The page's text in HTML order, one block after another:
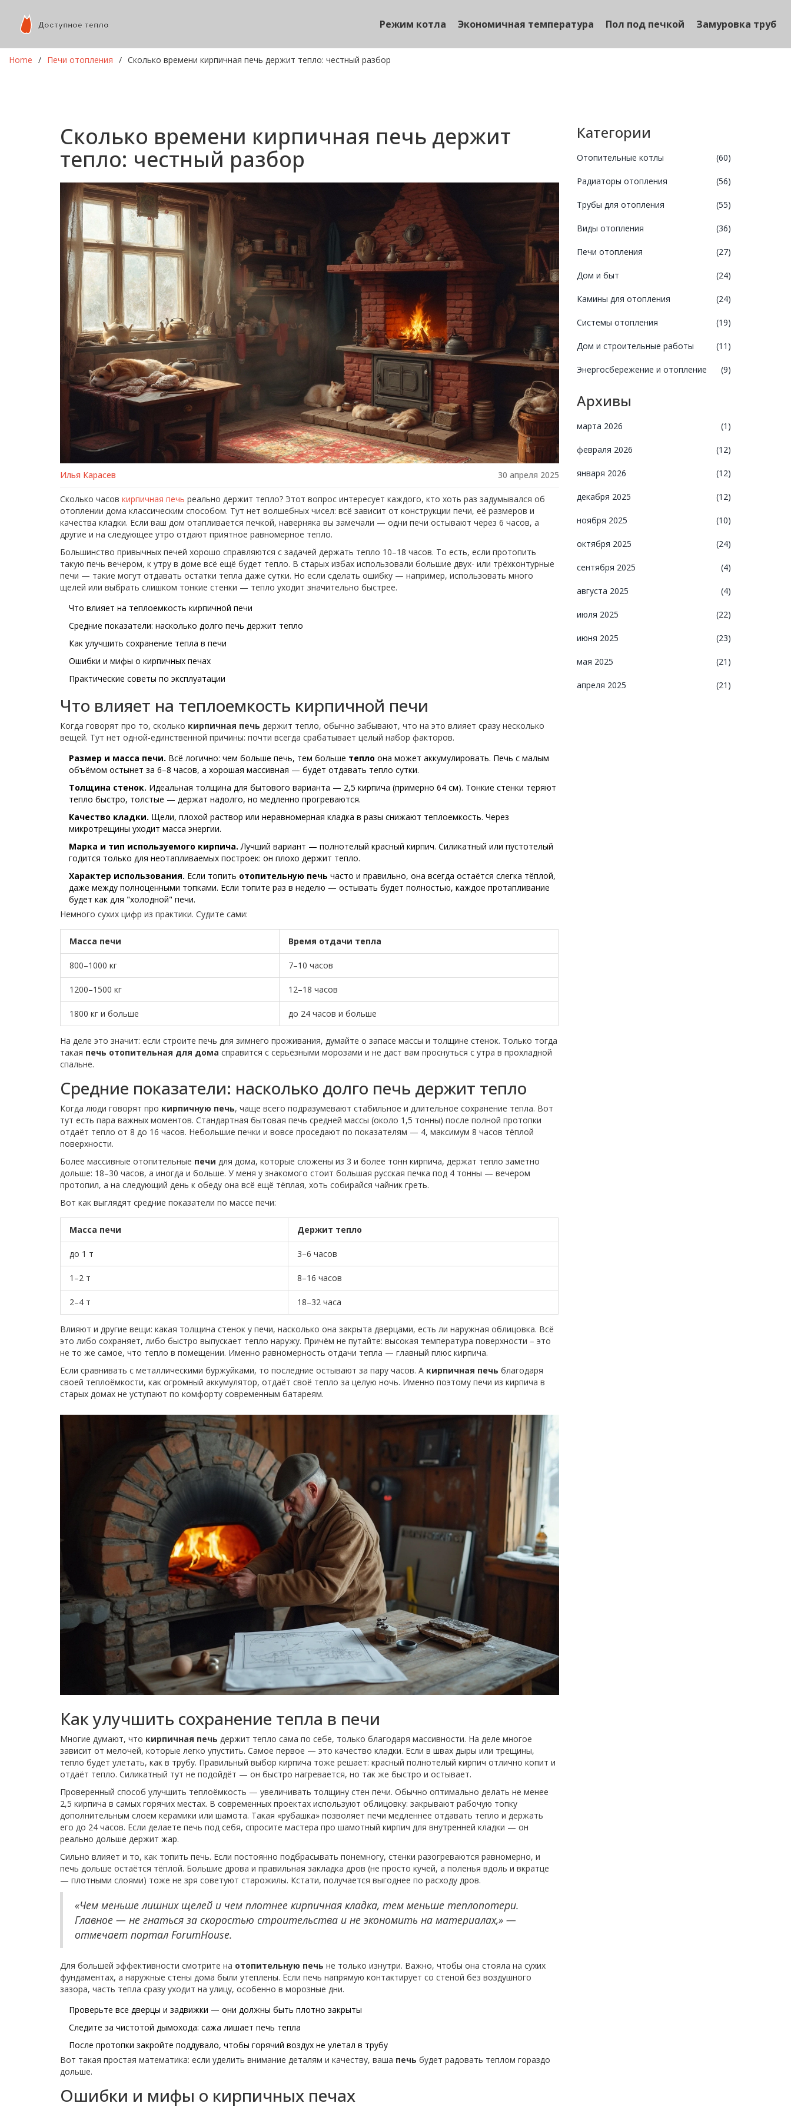
Режим котла Экономичная температура Пол под печкой Замуровка труб
Home Печи отопления Сколько времени кирпичная печь держит тепло: честный разбор
Сколько времени кирпичная печь держит
тепло: честный разбор
Илья Карасев 30 апреля 2025
Сколько часов кирпичная печь реально держит тепло? Этот вопрос интересует каждого, кто хоть раз задумывался об
отоплении дома классическим способом. Тут нет волшебных чисел: всё зависит от конструкции печи, её размеров и
качества кладки. Если ваш дом отапливается печкой, наверняка вы замечали — одни печи остывают через 6 часов, а
другие и на следующее утро отдают приятное равномерное тепло.
Большинство привычных печей хорошо справляются с задачей держать тепло 10–18 часов. То есть, если протопить
такую печь вечером, к утру в доме всё ещё будет тепло. В старых избах использовали большие двух- или трёхконтурные
печи — такие могут отдавать остатки тепла даже сутки. Но если сделать ошибку — например, использовать много
щелей или выбрать слишком тонкие стенки — тепло уходит значительно быстрее.
Что влияет на теплоемкость кирпичной печи
Средние показатели: насколько долго печь держит тепло
Как улучшить сохранение тепла в печи
Ошибки и мифы о кирпичных печах
Практические советы по эксплуатации
Что влияет на теплоемкость кирпичной печи
Когда говорят про то, сколько кирпичная печь держит тепло, обычно забывают, что на это влияет сразу несколько
вещей. Тут нет одной-единственной причины: почти всегда срабатывает целый набор факторов.
Размер и масса печи. Всё логично: чем больше печь, тем больше тепло она может аккумулировать. Печь с малым
объёмом остынет за 6–8 часов, а хорошая массивная — будет отдавать тепло сутки.
Толщина стенок. Идеальная толщина для бытового варианта — 2,5 кирпича (примерно 64 см). Тонкие стенки теряют
тепло быстро, толстые — держат надолго, но медленно прогреваются.
Качество кладки. Щели, плохой раствор или неравномерная кладка в разы снижают теплоемкость. Через
микротрещины уходит масса энергии.
Марка и тип используемого кирпича. Лучший вариант — полнотелый красный кирпич. Силикатный или пустотелый
годится только для неотапливаемых построек: он плохо держит тепло.
Характер использования. Если топить отопительную печь часто и правильно, она всегда остаётся слегка тёплой,
даже между полноценными топками. Если топите раз в неделю — остывать будет полностью, каждое протапливание
будет как для "холодной" печи.
Немного сухих цифр из практики. Судите сами:
Масса печи Время отдачи тепла
800–1000 кг 7–10 часов
1200–1500 кг 12–18 часов
1800 кг и больше до 24 часов и больше
На деле это значит: если строите печь для зимнего проживания, думайте о запасе массы и толщине стенок. Только тогда
такая печь отопительная для дома справится с серьёзными морозами и не даст вам проснуться с утра в прохладной
спальне.
Средние показатели: насколько долго печь держит тепло
Когда люди говорят про кирпичную печь, чаще всего подразумевают стабильное и длительное сохранение тепла. Вот
тут есть пара важных моментов. Стандартная бытовая печь средней массы (около 1,5 тонны) после полной протопки
отдаёт тепло от 8 до 16 часов. Небольшие печки и вовсе проседают по показателям — 4, максимум 8 часов тёплой
поверхности.
Более массивные отопительные печи для дома, которые сложены из 3 и более тонн кирпича, держат тепло заметно
дольше: 18–30 часов, а иногда и больше. У меня у знакомого стоит большая русская печка под 4 тонны — вечером
протопил, а на следующий день к обеду она всё ещё тёплая, хоть собирайся чайник греть.
Вот как выглядят средние показатели по массе печи:
Масса печи Держит тепло
до 1 т 3–6 часов
1–2 т 8–16 часов
2–4 т 18–32 часа
Влияют и другие вещи: какая толщина стенок у печи, насколько она закрыта дверцами, есть ли наружная облицовка. Всё
это либо сохраняет, либо быстро выпускает тепло наружу. Причём не путайте: высокая температура поверхности – это
не то же самое, что тепло в помещении. Именно равномерность отдачи тепла — главный плюс кирпича.
Если сравнивать с металлическими буржуйками, то последние остывают за пару часов. А кирпичная печь благодаря
своей теплоёмкости, как огромный аккумулятор, отдаёт своё тепло за целую ночь. Именно поэтому печи из кирпича в
старых домах не уступают по комфорту современным батареям.
Как улучшить сохранение тепла в печи
Многие думают, что кирпичная печь держит тепло сама по себе, только благодаря массивности. На деле многое
зависит от мелочей, которые легко упустить. Самое первое — это качество кладки. Если в швах дыры или трещины,
тепло будет улетать, как в трубу. Правильный выбор кирпича тоже решает: красный полнотелый кирпич отлично копит и
отдаёт тепло. Силикатный тут не подойдёт — он быстро нагревается, но так же быстро и остывает.
Проверенный способ улучшить теплоёмкость — увеличивать толщину стен печи. Обычно оптимально делать не менее
2,5 кирпича в самых горячих местах. В современных проектах используют облицовку: закрывают рабочую топку
дополнительным слоем керамики или шамота. Такая «рубашка» позволяет печи медленнее отдавать тепло и держать
его до 24 часов. Если делаете печь под себя, спросите мастера про шамотный кирпич для внутренней кладки — он
реально дольше держит жар.
Сильно влияет и то, как топить печь. Если постоянно подбрасывать понемногу, стенки разогреваются равномерно, и
печь дольше остаётся тёплой. Большие дрова и правильная закладка дров (не просто кучей, а поленья вдоль и вкратце
— плотными слоями) тоже не зря советуют старожилы. Кстати, получается выгоднее по расходу дров.
«Чем меньше лишних щелей и чем плотнее кирпичная кладка, тем меньше теплопотери.
Главное — не гнаться за скоростью строительства и не экономить на материалах,» —
отмечает портал ForumHouse.
Для большей эффективности смотрите на отопительную печь не только изнутри. Важно, чтобы она стояла на сухих
фундаментах, а наружные стены дома были утеплены. Если печь напрямую контактирует со стеной без воздушного
зазора, часть тепла сразу уходит на улицу, особенно в морозные дни.
Проверьте все дверцы и задвижки — они должны быть плотно закрыты
Следите за чистотой дымохода: сажа лишает печь тепла
После протопки закройте поддувало, чтобы горячий воздух не улетал в трубу
Вот такая простая математика: если уделить внимание деталям и качеству, ваша печь будет радовать теплом гораздо
дольше.
Ошибки и мифы о кирпичных печах
Категории
Отопительные котлы (60)
Радиаторы отопления (56)
Трубы для отопления (55)
Виды отопления (36)
Печи отопления (27)
Дом и быт (24)
Камины для отопления (24)
Системы отопления (19)
Дом и строительные работы (11)
Энергосбережение и отопление (9)
Архивы
марта 2026 (1)
февраля 2026 (12)
января 2026 (12)
декабря 2025 (12)
ноября 2025 (10)
октября 2025 (24)
сентября 2025 (4)
августа 2025 (4)
июля 2025 (22)
июня 2025 (23)
мая 2025 (21)
апреля 2025 (21)